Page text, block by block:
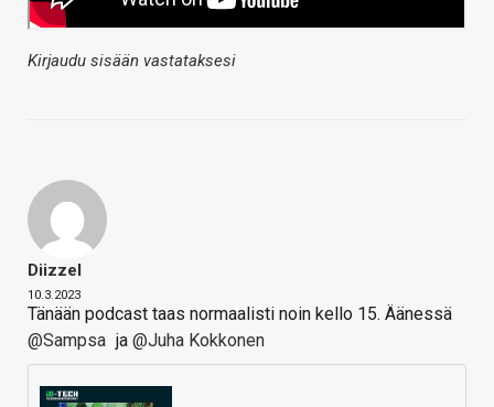
Kirjaudu sisään vastataksesi
Diizzel
10.3.2023
Tänään podcast taas normaalisti noin kello 15. Äänessä
@Sampsa ja @Juha Kokkonen